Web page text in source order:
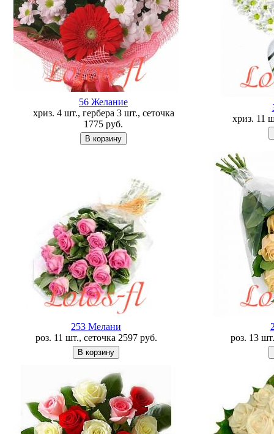
56 Желание
хриз. 4 шт., гербера 3 шт., сеточка
1775 руб.
хриз. 11
253 Мелани
роз. 11 шт., сеточка 2597 руб.
роз. 13